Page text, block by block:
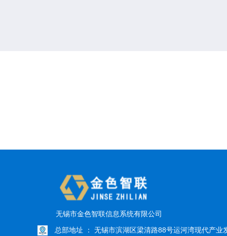
无锡市金色智联信息系统有限公司
总部地址 ： 无锡市滨湖区梁清路88号运河湾现代产业